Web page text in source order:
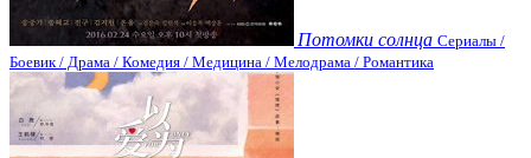
Потомки солнца Сериалы /
Боевик / Драма / Комедия / Медицина / Мелодрама / Романтика